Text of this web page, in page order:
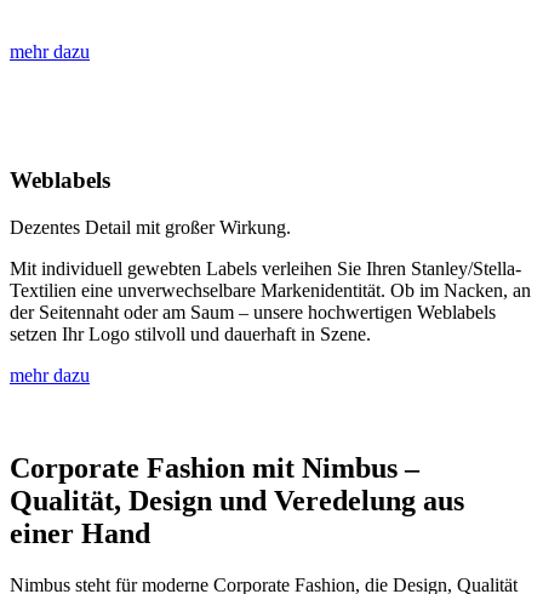
mehr dazu
Weblabels
Dezentes Detail mit großer Wirkung.
Mit individuell gewebten Labels verleihen Sie Ihren Stanley/Stella-
Textilien eine unverwechselbare Markenidentität. Ob im Nacken, an
der Seitennaht oder am Saum – unsere hochwertigen Weblabels
setzen Ihr Logo stilvoll und dauerhaft in Szene.
mehr dazu
Corporate Fashion mit Nimbus –
Qualität, Design und Veredelung aus
einer Hand
Nimbus steht für moderne Corporate Fashion, die Design, Qualität